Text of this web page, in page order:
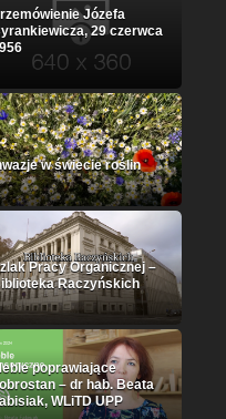
Józefa
29 czerwca
w świecie roślin
Pracy Organicznej –
Raczyńskich
poprawiające
– dr hab. Beata
WLiTD UPP